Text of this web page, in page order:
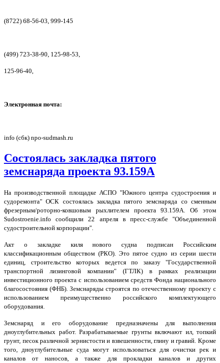
(8722) 68-56-03, 999-145
(499) 723-38-90, 125-98-53,
125-96-40,
Электронная почта:
info (сбк) npo-sudmash.ru
Состоялась закладка пятого
земснаряда проекта 93.159А
На производственной площадке АСПО "Южного центра судостроения и
судоремонта" ОСК состоялась закладка пятого земснаряда со сменным
фрезерным/роторно-ковшовым рыхлителем проекта 93.159А. Об этом
Sudostroenie.info сообщили 22 апреля в пресс-службе "Объединенной
судостроительной корпорации".
Акт о закладке киля нового судна подписан Российским
классификационным обществом (РКО). Это пятое судно из серии шести
единиц, строительство которых ведется по заказу "Государственной
транспортной лизинговой компании" (ГТЛК) в рамках реализации
инвестиционного проекта с использованием средств Фонда национального
благосостояния (ФНБ). Земснаряды строятся по отечественному проекту с
использованием преимущественно российского комплектующего
оборудования.
Земснаряд и его оборудование предназначены для выполнения
дноуглубительных работ. Разрабатываемые грунты включают ил, топкий
грунт, песок различной зернистости и взвешенности, глину и гравий. Кроме
того, дноуглубительные суда могут использоваться для очистки рек и
каналов от наносов, а также для прокладки каналов и других